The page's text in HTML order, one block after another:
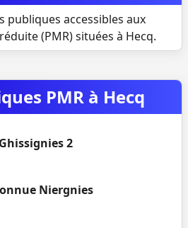
publiques accessibles aux
(PMR) situées à Hecq.
PMR à Hecq
2
Niergnies